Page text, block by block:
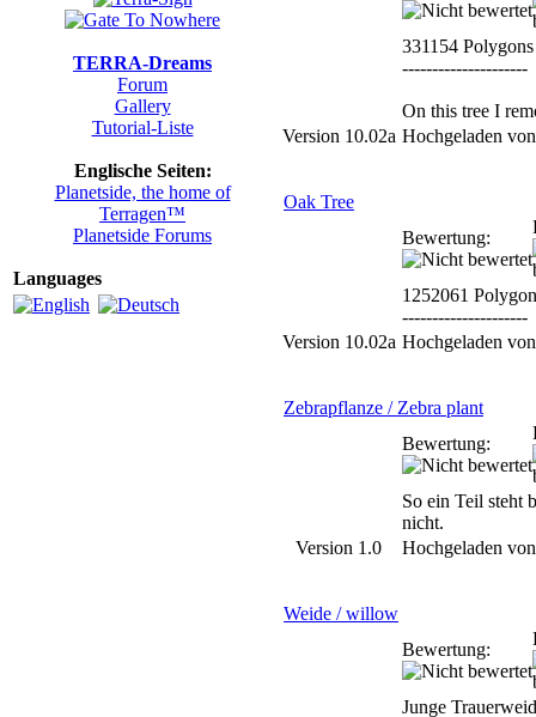
TERRA-Dreams
Forum
Gallery
Tutorial-Liste
Englische Seiten:
Planetside, the home of
Terragen™
Planetside Forums
Languages
331154 Polygons
---------------------
On this tree I
Version 10.02a Hochgeladen
Oak Tree
Bewertung:
1252061
---------------------
Version 10.02a Hochgeladen
Zebrapflanze / Zebra plant
Bewertung:
So ein Teil steht
nicht.
Version 1.0
Hochgeladen
Weide / willow
Bewertung:
Junge